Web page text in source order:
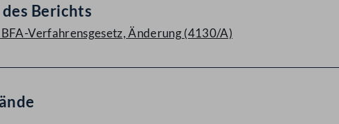
Berichts
Verfahrensgesetz, Änderung (4130/A)